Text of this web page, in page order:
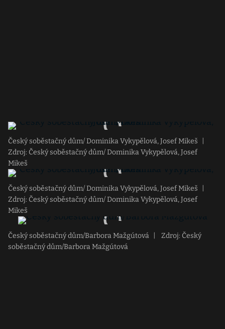
Český soběstačný dům/ Dominika Vykypělová, Josef Mikeš
Zdroj: Český soběstačný dům/ Dominika Vykypělová, Josef
Mikeš
Český soběstačný dům/ Dominika Vykypělová, Josef Mikeš
Zdroj: Český soběstačný dům/ Dominika Vykypělová, Josef
Mikeš
Český soběstačný dům/Barbora Mažgútová
Zdroj: Český
soběstačný dům/Barbora Mažgútová